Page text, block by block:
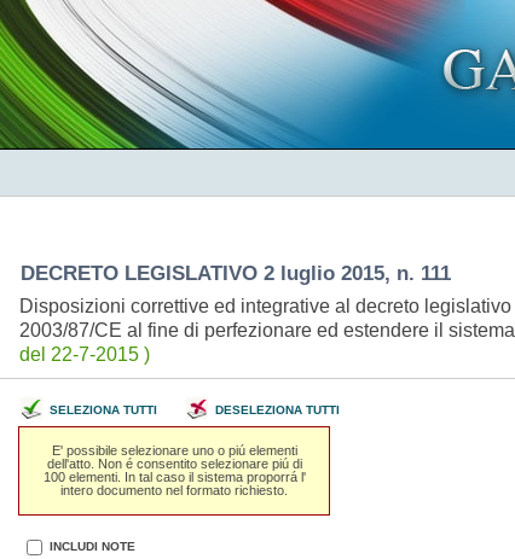
DECRETO LEGISLATIVO 2 luglio 2015, n. 111
Disposizioni correttive ed integrative al decreto
2003/87/CE al fine di perfezionare ed estendere il
del 22-7-2015 )
SELEZIONA TUTTI DESELEZIONA TUTTI
E' possibile selezionare uno o piú elementi
dell'atto. Non é consentito selezionare piú di
100 elementi. In tal caso il sistema proporrá l'
intero documento nel formato richiesto.
INCLUDI NOTE